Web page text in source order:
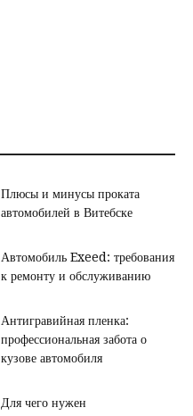
Плюсы и минусы проката
автомобилей в Витебске
Автомобиль Exeed: требования
к ремонту и обслуживанию
Антигравийная пленка:
профессиональная забота о
кузове автомобиля
Для чего нужен